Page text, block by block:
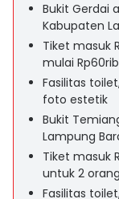
Bukit Gerdai
Kabupaten
Tiket masuk
mulai
Fasilitas
foto estetik
Bukit
Lampung
Tiket masuk
untuk 2 orang
Fasilitas